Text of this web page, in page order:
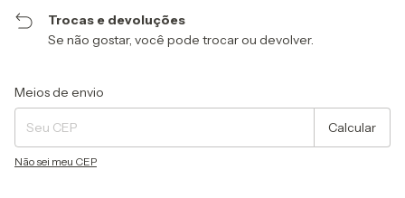
Trocas e devoluções
Se não gostar, você pode trocar ou devolver.
Entregas para o CEP:
Meios de envio
Calcular
Não sei meu CEP